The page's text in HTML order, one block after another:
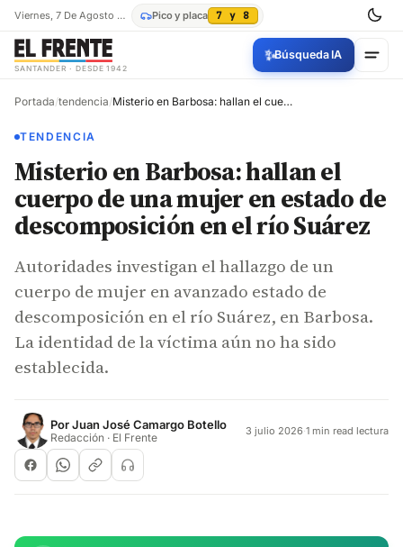
Viernes, 7 De Agosto De 2026 Pico y placa 7 y 8
SANTANDER · DESDE 1942
✨Búsqueda IA
Portada/tendencia/ Misterio en Barbosa: hallan el cuerpo de una mujer en estado de descomposición en el río Suárez
TENDENCIA
Misterio en Barbosa: hallan el
cuerpo de una mujer en estado de
descomposición en el río Suárez
Autoridades investigan el hallazgo de un
cuerpo de mujer en avanzado estado de
descomposición en el río Suárez, en Barbosa.
La identidad de la víctima aún no ha sido
establecida.
PorJuan José Camargo Botello
Redacción · El Frente 3 julio 2026·1 min read lectura